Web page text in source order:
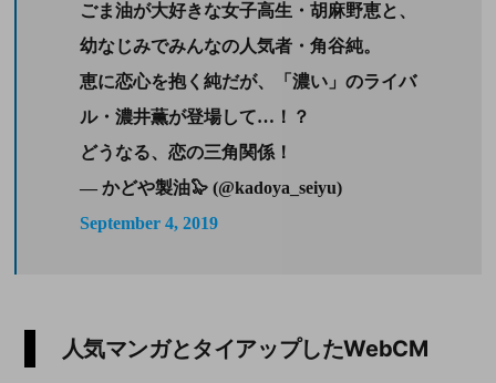
ごま油が大好きな女子高生・胡麻野恵と、
幼なじみでみんなの人気者・角谷純。
恵に恋心を抱く純だが、「濃い」のライバ
ル・濃井薫が登場して…！？
どうなる、恋の三角関係！
— かどや製油🦭 (@kadoya_seiyu)
September 4, 2019
人気マンガとタイアップしたWebCM